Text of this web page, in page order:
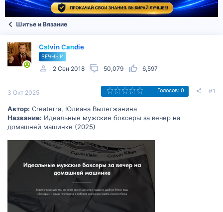
Шитье и Вязание
Calvin Candie
ВЕЧНЫЙ
2 Сен 2018 50,079 6,597
3 Окт 2025 Голосов: 0 #1
Автор: Createrra, Юлиана Вылегжанина
Название: Идеальные мужские боксеры за вечер на
домашней машинке (2025)